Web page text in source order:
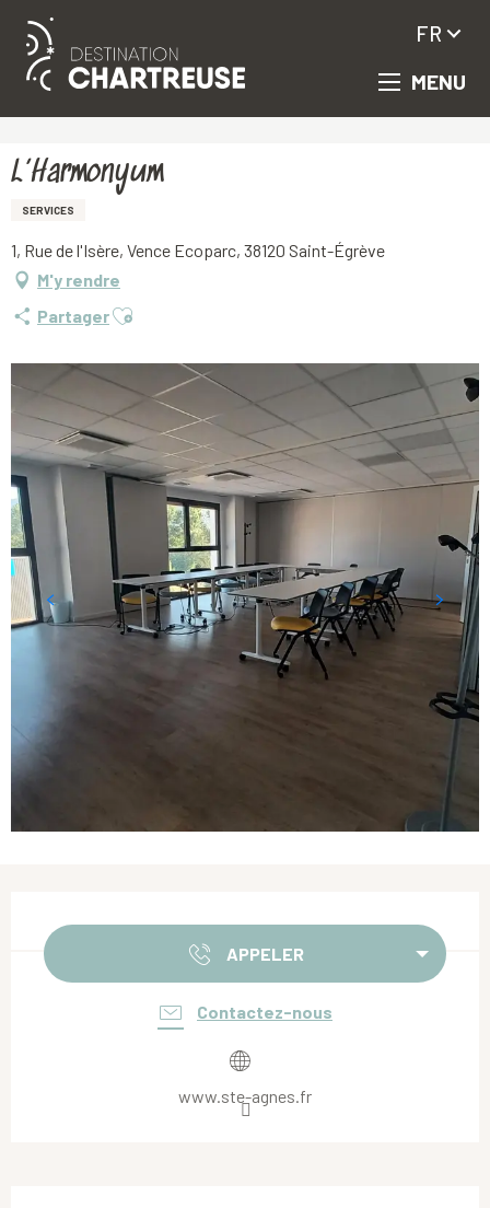
Aller
principal
MENU
FR
L’Harmonyum
SERVICES
1, Rue de l'Isère, Vence Ecoparc, 38120 Saint-Égrève
M'y rendre
PartagerAjouter aux favoris
APPELER
Contactez-nous
www.ste-agnes.fr